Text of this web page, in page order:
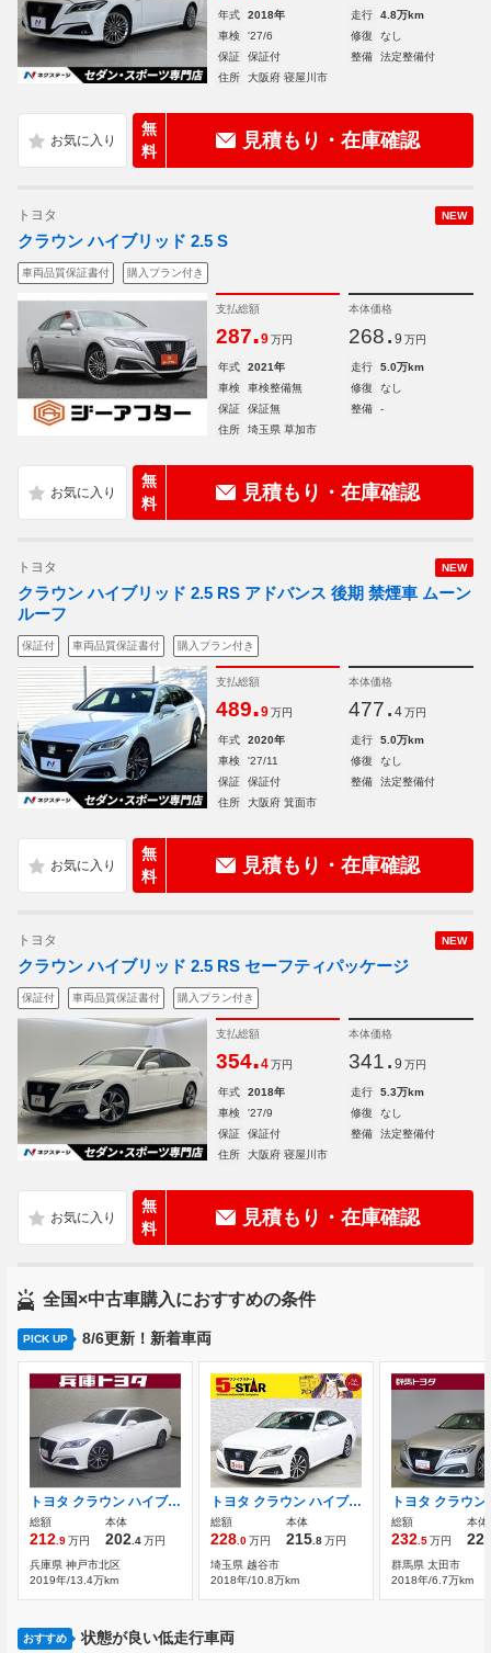
年式 2018年 走行
4.8万km
車検
'27/6 修復
なし
保証
保証付 整備
法定整備付
住所
大阪府 寝屋川市
無
料
見積もり・在庫確認
NEW
トヨタ
クラウン ハイブリッド 2.5 S
車両品質保証書付 購入プラン付き
支払総額
287.9 万円
本体価格
268. 9 万円
年式 2021年 走行
5.0万km
車検
車検整備無 修復
なし
保証
保証無 整備
-
住所
埼玉県 草加市
無
料
見積もり・在庫確認
NEW
トヨタ
クラウン ハイブリッド 2.5 RS アドバンス 後期 禁煙車 ムーン
ルーフ
保証付 車両品質保証書付 購入プラン付き
支払総額
489.9 万円
本体価格
477. 4 万円
年式 2020年 走行
5.0万km
車検
'27/11 修復
なし
保証
保証付 整備
法定整備付
住所
大阪府 箕面市
無
料
見積もり・在庫確認
NEW
トヨタ
クラウン ハイブリッド 2.5 RS セーフティパッケージ
保証付 車両品質保証書付 購入プラン付き
支払総額
354.4 万円
本体価格
341. 9 万円
年式 2018年 走行
5.3万km
車検
'27/9 修復
なし
保証
保証付 整備
法定整備付
住所
大阪府 寝屋川市
無
料
見積もり・在庫確認
全国×中古車購入におすすめの条件
PICK UP 8/6更新！新着車両
トヨタ クラウン ハイブリッド 2.5 S Cパッケージ プリクラ DVD再生機能 バックモニタ
総額
212 .9万円
本体
202 .4万円
兵庫県 神戸市北区
2019年/13.4万km
トヨタ クラウン ハイブリッド 2.5 S Cパッケージ 1オーナー/黒革電動シート/レーダークルコ
総額
228 .0万円
本体
215 .8万円
埼玉県 越谷市
2018年/10.8万km
総額
232 .5万円
本体
群馬県 太田市
2018年/6.7万km
おすすめ 状態が良い低走行車両